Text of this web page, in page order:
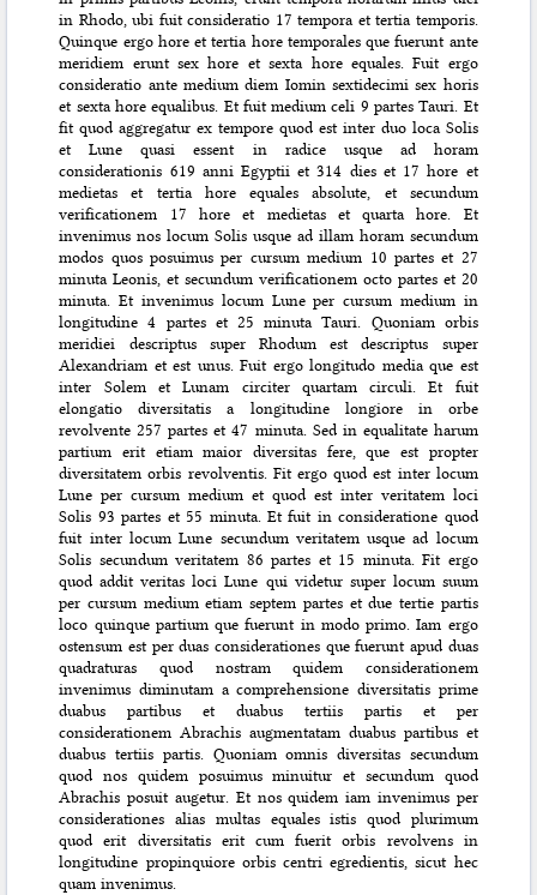
in Rhodo, ubi fuit consideratio 17 tempora et tertia temporis.
Quinque ergo hore et tertia hore temporales que fuerunt ante
meridiem erunt sex hore et sexta hore equales. Fuit ergo
consideratio ante medium diem Iomin sextidecimi sex horis
et sexta hore equalibus. Et fuit medium celi 9 partes Tauri. Et
fit quod aggregatur ex tempore quod est inter duo loca Solis
et Lune quasi essent in radice usque ad horam
considerationis 619 anni Egyptii et 314 dies et 17 hore et
medietas et tertia hore equales absolute, et secundum
verificationem 17 hore et medietas et quarta hore. Et
invenimus nos locum Solis usque ad illam horam secundum
modos quos posuimus per cursum medium 10 partes et 27
minuta Leonis, et secundum verificationem octo partes et 20
minuta. Et invenimus locum Lune per cursum medium in
longitudine 4 partes et 25 minuta Tauri. Quoniam orbis
meridiei descriptus super Rhodum est descriptus super
Alexandriam et est unus. Fuit ergo longitudo media que est
inter Solem et Lunam circiter quartam circuli. Et fuit
elongatio diversitatis a longitudine longiore in orbe
revolvente 257 partes et 47 minuta. Sed in equalitate harum
partium erit etiam maior diversitas fere, que est propter
diversitatem orbis revolventis. Fit ergo quod est inter locum
Lune per cursum medium et quod est inter veritatem loci
Solis 93 partes et 55 minuta. Et fuit in consideratione quod
fuit inter locum Lune secundum veritatem usque ad locum
Solis secundum veritatem 86 partes et 15 minuta. Fit ergo
quod addit veritas loci Lune qui videtur super locum suum
per cursum medium etiam septem partes et due tertie partis
loco quinque partium que fuerunt in modo primo. Iam ergo
ostensum est per duas considerationes que fuerunt apud duas
quadraturas quod nostram quidem considerationem
invenimus diminutam a comprehensione diversitatis prime
duabus partibus et duabus tertiis partis et per
considerationem Abrachis augmentatam duabus partibus et
duabus tertiis partis. Quoniam omnis diversitas secundum
quod nos quidem posuimus minuitur et secundum quod
Abrachis posuit augetur. Et nos quidem iam invenimus per
considerationes alias multas equales istis quod plurimum
quod erit diversitatis erit cum fuerit orbis revolvens in
longitudine propinquiore orbis centri egredientis, sicut hec
quam invenimus.